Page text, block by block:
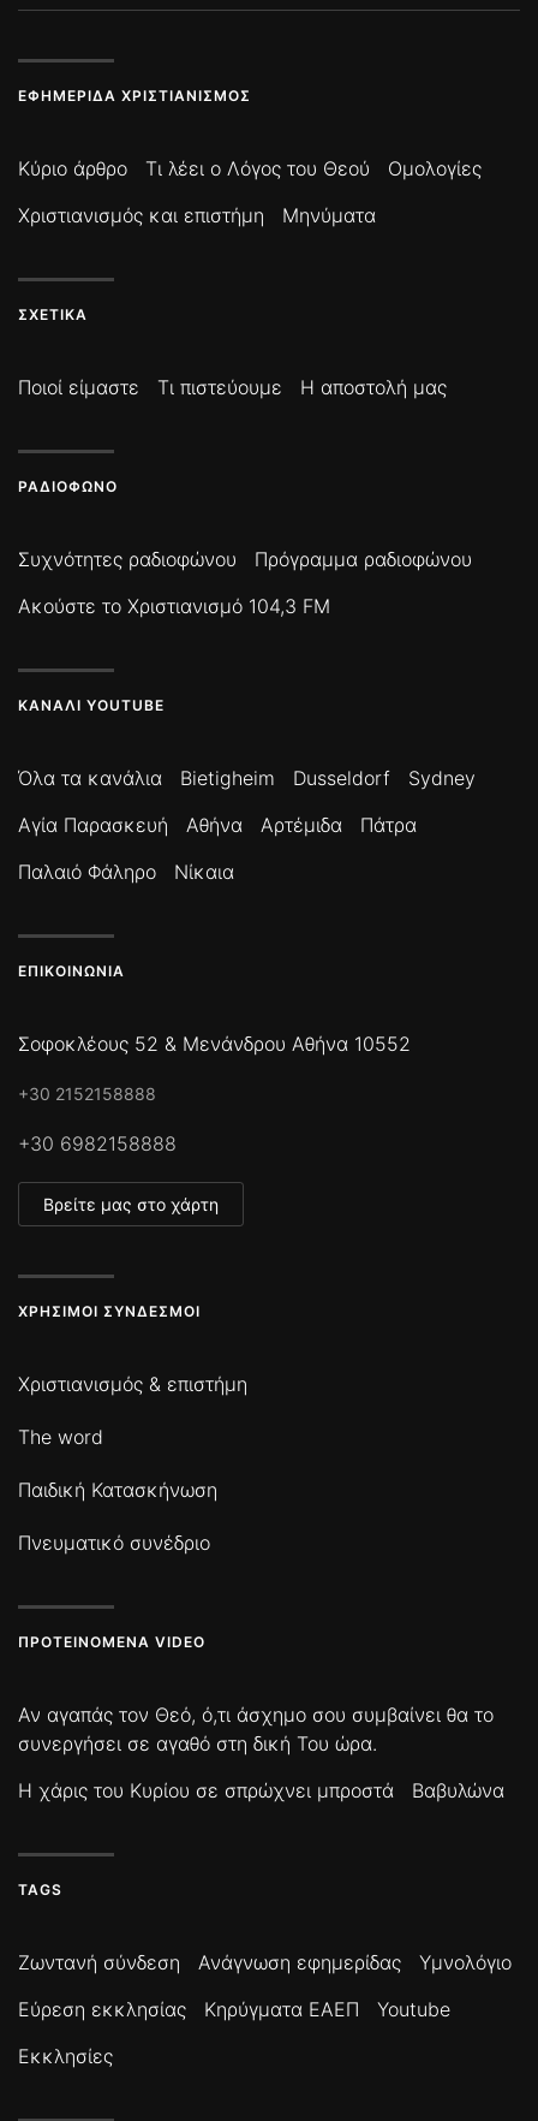
ΕΦΗΜΕΡΊΔΑ ΧΡΙΣΤΙΑΝΙΣΜΌΣ
Κύριο άρθρο Τι λέει ο Λόγος του Θεού
Ομολογίες
Χριστιανισμός και επιστήμη
Μηνύματα
ΣΧΕΤΙΚΆ
Ποιοί είμαστε Τι πιστεύουμε Η αποστολή μας
ΡΑΔΙΌΦΩΝΟ
Συχνότητες ραδιοφώνου
Πρόγραμμα ραδιοφώνου
Ακούστε το Χριστιανισμό 104,3 FM
ΚΑΝΆΛΙ YOUTUBE
Όλα τα κανάλια Bietigheim Dusseldorf
Sydney
Αγία Παρασκευή
Αθήνα Αρτέμιδα
Πάτρα
Παλαιό Φάληρο
Νίκαια
ΕΠΙΚΟΙΝΩΝΊΑ
Σοφοκλέους 52 & Μενάνδρου Αθήνα 10552
+30 2152158888
+30 6982158888
Βρείτε μας στο χάρτη
ΧΡΉΣΙΜΟΙ ΣΎΝΔΕΣΜΟΙ
Χριστιανισμός & επιστήμη
The word
Παιδική Κατασκήνωση
Πνευματικό συνέδριο
ΠΡΟΤΕΙΝΌΜΕΝΑ VIDEO
Αν αγαπάς τον Θεό, ό,τι άσχημο σου συμβαίνει θα το
συνεργήσει σε αγαθό στη δική Του ώρα.
Η χάρις του Κυρίου σε σπρώχνει μπροστά
Βαβυλώνα
TAGS
Ζωντανή σύνδεση Ανάγνωση εφημερίδας
Υμνολόγιο
Εύρεση εκκλησίας
Κηρύγματα ΕΑΕΠ
Youtube
Εκκλησίες